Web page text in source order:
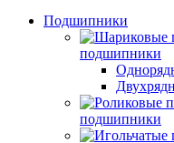
Подшипники
подшипники
подшипники